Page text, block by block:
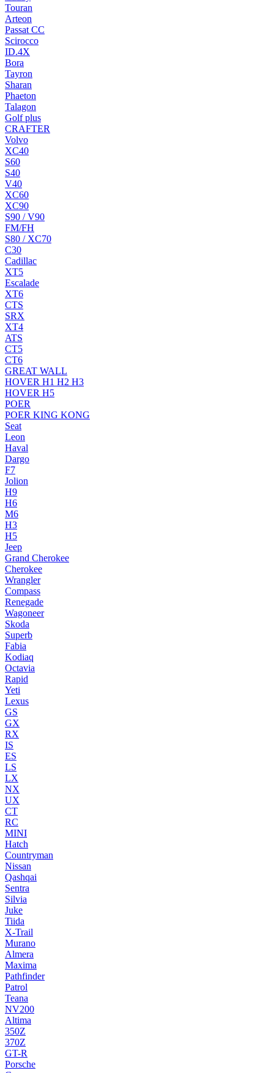
Touran
Arteon
Passat CC
Scirocco
ID.4X
Bora
Tayron
Sharan
Phaeton
Talagon
Golf plus
CRAFTER
Volvo
XC40
S60
S40
V40
XC60
XC90
S90 / V90
FM/FH
S80 / XC70
C30
Cadillac
XT5
Escalade
XT6
CTS
SRX
XT4
ATS
CT5
CT6
GREAT WALL
HOVER H1 H2 H3
HOVER H5
POER
POER KING KONG
Seat
Leon
Haval
Dargo
F7
Jolion
H9
H6
M6
H3
H5
Jeep
Grand Cherokee
Cherokee
Wrangler
Compass
Renegade
Wagoneer
Skoda
Superb
Fabia
Kodiaq
Octavia
Rapid
Yeti
Lexus
GS
GX
RX
IS
ES
LS
LX
NX
UX
CT
RC
MINI
Hatch
Countryman
Nissan
Qashqai
Sentra
Silvia
Juke
Tiida
X-Trail
Murano
Almera
Maxima
Pathfinder
Patrol
Teana
NV200
Altima
350Z
370Z
GT-R
Porsche